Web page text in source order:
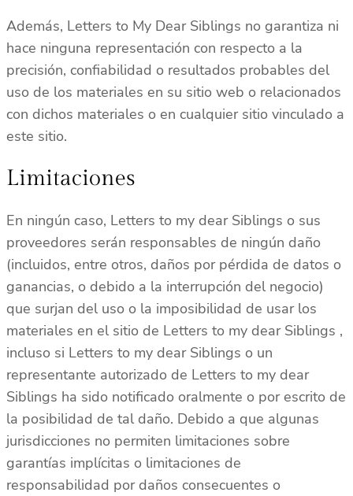
Además, Letters to My Dear Siblings no garantiza ni
hace ninguna representación con respecto a la
precisión, confiabilidad o resultados probables del
uso de los materiales en su sitio web o relacionados
con dichos materiales o en cualquier sitio vinculado a
este sitio.
Limitaciones
En ningún caso, Letters to my dear Siblings o sus
proveedores serán responsables de ningún daño
(incluidos, entre otros, daños por pérdida de datos o
ganancias, o debido a la interrupción del negocio)
que surjan del uso o la imposibilidad de usar los
materiales en el sitio de Letters to my dear Siblings ,
incluso si Letters to my dear Siblings o un
representante autorizado de Letters to my dear
Siblings ha sido notificado oralmente o por escrito de
la posibilidad de tal daño. Debido a que algunas
jurisdicciones no permiten limitaciones sobre
garantías implícitas o limitaciones de
responsabilidad por daños consecuentes o